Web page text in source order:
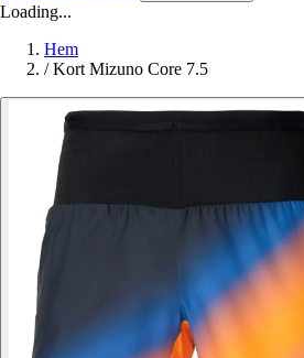
Loading...
Hem
/ Kort Mizuno Core 7.5